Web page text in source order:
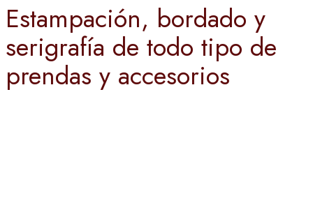
Estampación, bordado y
serigrafía de todo tipo de
prendas y accesorios